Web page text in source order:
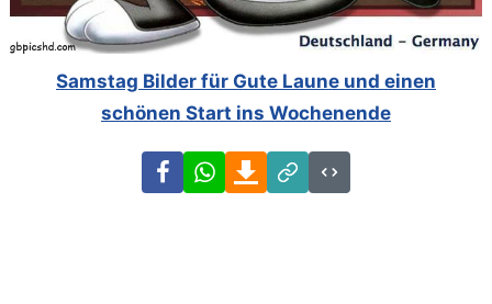
Samstag Bilder für Gute Laune und einen
schönen Start ins Wochenende
FacebookWhatsAppDownload
Link
Code